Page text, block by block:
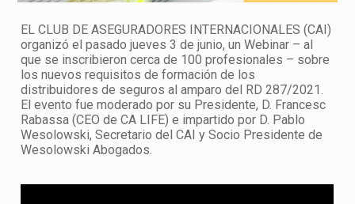
EL CLUB DE ASEGURADORES INTERNACIONALES (CAI)
organizó el pasado jueves 3 de junio, un Webinar – al
que se inscribieron cerca de 100 profesionales – sobre
los nuevos requisitos de formación de los
distribuidores de seguros al amparo del RD 287/2021.
El evento fue moderado por su Presidente, D. Francesc
Rabassa (CEO de CA LIFE) e impartido por D. Pablo
Wesolowski, Secretario del CAI y Socio Presidente de
Wesolowski Abogados.